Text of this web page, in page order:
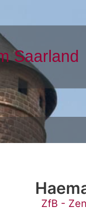
ZfB -